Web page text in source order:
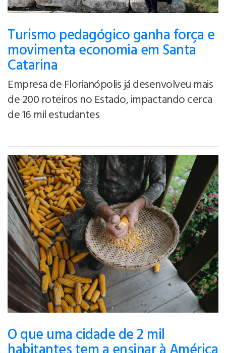
Turismo pedagógico ganha força e
movimenta economia em Santa
Catarina
Empresa de Florianópolis já desenvolveu mais
de 200 roteiros no Estado, impactando cerca
de 16 mil estudantes
O que uma cidade de 2 mil